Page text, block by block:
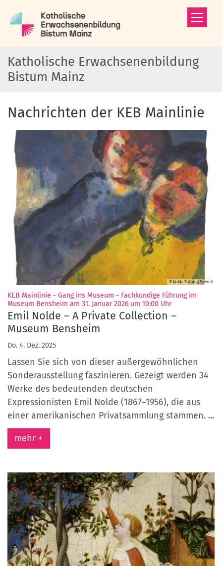
Katholische Erwachsenenbildung
Bistum Mainz
Nachrichten der KEB Mainlinie
© Nolde Stiftung Seebüll
KEB Mainlinie - Gang ins Museum - Fachkundige Führung im
Museum Bensheim am 31. Januar 2026 um 10:00 Uhr:
Emil Nolde – A Private Collection –
Museum Bensheim
Do. 4. Dez. 2025
Lassen Sie sich von dieser außergewöhnlichen
Sonderausstellung faszinieren. Gezeigt werden 34
Werke des bedeutenden deutschen
Expressionisten Emil Nolde (1867–1956), die aus
einer amerikanischen Privatsammlung stammen. ...
mehr +